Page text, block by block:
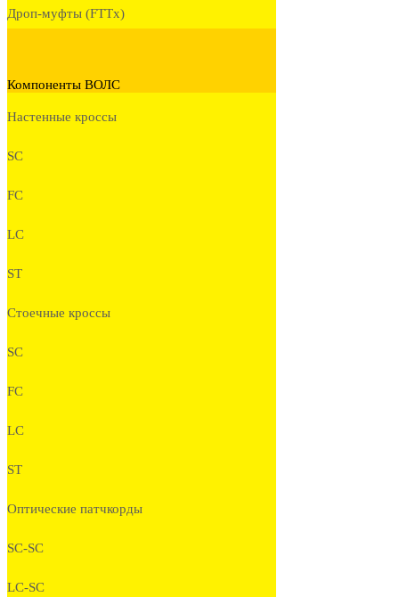
Дроп-муфты (FTTx)
Компоненты ВОЛС
Настенные кроссы
SC
FC
LC
ST
Стоечные кроссы
SC
FC
LC
ST
Оптические патчкорды
SC-SC
LC-SC